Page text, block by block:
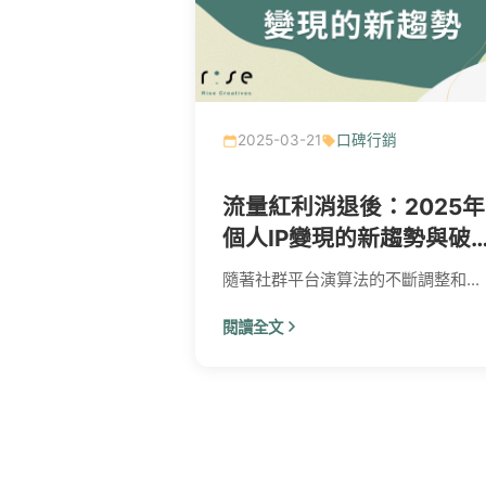
2025-03-21 口碑行銷
流量紅利消退後：2025年
個人IP變現的新趨勢與破
方法
隨著社群平台演算法的不斷調整和...
閱讀全文